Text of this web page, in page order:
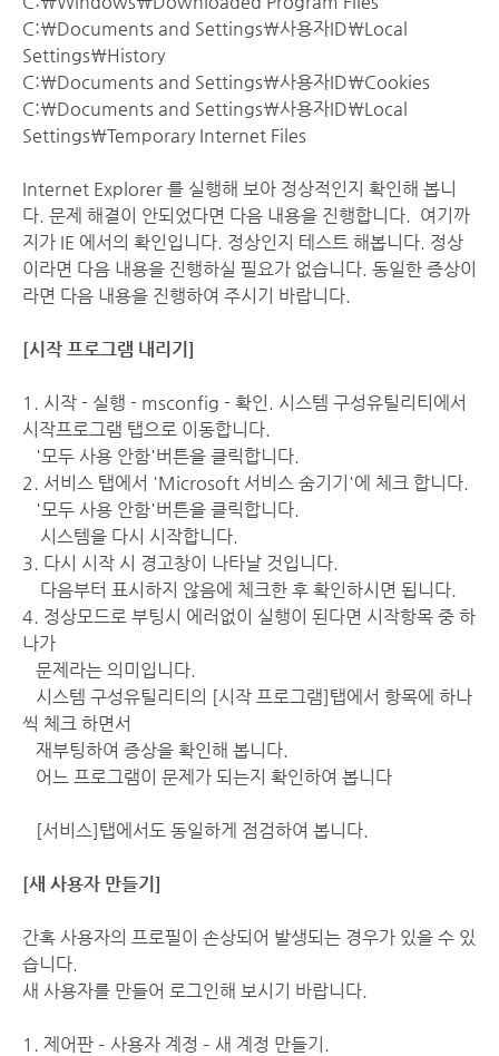
C:\Documents and Settings\사용자ID\Local
Settings\History
C:\Documents and Settings\사용자ID\Cookies
C:\Documents and Settings\사용자ID\Local
Settings\Temporary Internet Files
Internet Explorer 를 실행해 보아 정상적인지 확인해 봅니
다. 문제 해결이 안되었다면 다음 내용을 진행합니다. 여기까
지가 IE 에서의 확인입니다. 정상인지 테스트 해봅니다. 정상
이라면 다음 내용을 진행하실 필요가 없습니다. 동일한 증상이
라면 다음 내용을 진행하여 주시기 바랍니다.
[시작 프로그램 내리기]
1. 시작 - 실행 - msconfig - 확인. 시스템 구성유틸리티에서
시작프로그램 탭으로 이동합니다.
'모두 사용 안함'버튼을 클릭합니다.
2. 서비스 탭에서 'Microsoft 서비스 숨기기'에 체크 합니다.
'모두 사용 안함'버튼을 클릭합니다.
시스템을 다시 시작합니다.
3. 다시 시작 시 경고창이 나타날 것입니다.
다음부터 표시하지 않음에 체크한 후 확인하시면 됩니다.
4. 정상모드로 부팅시 에러없이 실행이 된다면 시작항목 중 하
나가
문제라는 의미입니다.
시스템 구성유틸리티의 [시작 프로그램]탭에서 항목에 하나
씩 체크 하면서
재부팅하여 증상을 확인해 봅니다.
어느 프로그램이 문제가 되는지 확인하여 봅니다
[서비스]탭에서도 동일하게 점검하여 봅니다.
[새 사용자 만들기]
간혹 사용자의 프로필이 손상되어 발생되는 경우가 있을 수 있
습니다.
새 사용자를 만들어 로그인해 보시기 바랍니다.
1. 제어판 – 사용자 계정 – 새 계정 만들기.